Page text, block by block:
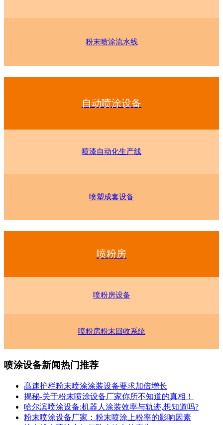
粉末喷涂流水线
自动喷涂设备
喷漆自动化生产线
喷塑成套设备
喷粉房
喷粉房设备
喷粉房粉末回收系统
喷涂设备新闻热门推荐
髙速护栏粉末喷涂涂装设备要求加倍增长
揭秘-关于粉末喷涂设备厂家你所不知道的真相！
哈尔滨喷涂设备:机器人涂装效率与轨迹,想知道吗?
粉末喷涂设备厂家：粉末喷涂上粉率的影响因素